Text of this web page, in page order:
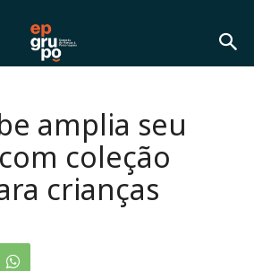
amplia seu
coleção
crianças